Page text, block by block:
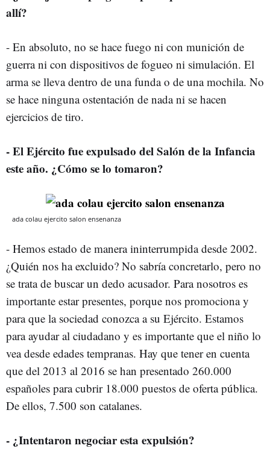
allí?
- En absoluto, no se hace fuego ni con munición de
guerra ni con dispositivos de fogueo ni simulación. El
arma se lleva dentro de una funda o de una mochila. No
se hace ninguna ostentación de nada ni se hacen
ejercicios de tiro.
- El Ejército fue expulsado del Salón de la Infancia
este año. ¿Cómo se lo tomaron?
ada colau ejercito salon ensenanza
- Hemos estado de manera ininterrumpida desde 2002.
¿Quién nos ha excluido? No sabría concretarlo, pero no
se trata de buscar un dedo acusador. Para nosotros es
importante estar presentes, porque nos promociona y
para que la sociedad conozca a su Ejército. Estamos
para ayudar al ciudadano y es importante que el niño lo
vea desde edades tempranas. Hay que tener en cuenta
que del 2013 al 2016 se han presentado 260.000
españoles para cubrir 18.000 puestos de oferta pública.
De ellos, 7.500 son catalanes.
- ¿Intentaron negociar esta expulsión?